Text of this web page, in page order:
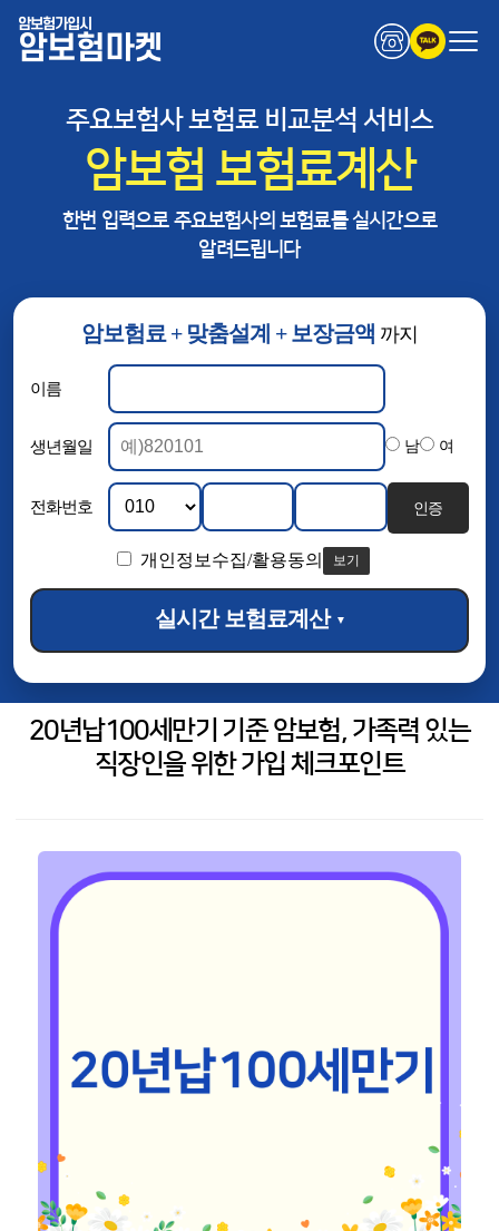
암보험가입시
암보험마켓
암보험료 + 맞춤설계 + 보장금액 까지
이름
생년월일 남 여
전화번호 인증
개인정보수집/활용동의 보기
실시간 보험료계산 ▼
주요보험사 보험료 비교분석 서비스
암보험 보험료계산
한번 입력으로 주요보험사의 보험료를 실시간으로
알려드립니다
20년납100세만기 기준 암보험, 가족력 있는
직장인을 위한 가입 체크포인트